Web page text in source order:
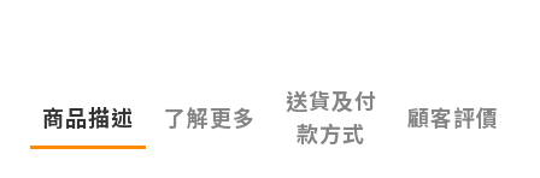
商品描述 了解更多
送貨及付
款方式
顧客評價